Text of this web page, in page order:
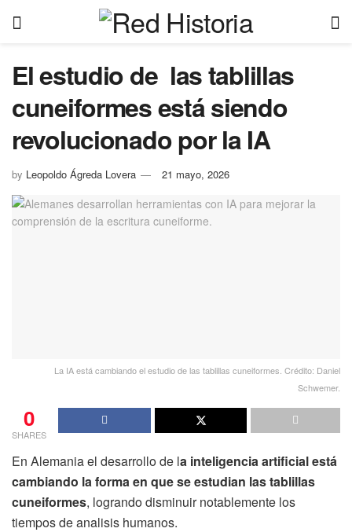
El estudio de las tablillas
cuneiformes está siendo
revolucionado por la IA
by Leopoldo Ágreda Lovera 21 mayo, 2026
La IA está cambiando el estudio de las tablillas cuneiformes. Crédito: Daniel
Schwemer.
0
SHARES
En Alemania el desarrollo de la inteligencia artificial está
cambiando la forma en que se estudian las tablillas
cuneiformes, logrando disminuir notablemente los
tiempos de analisis humanos.